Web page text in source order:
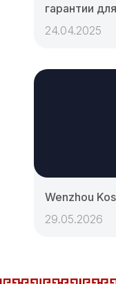
гарантии
24.04.2025
Wenzhou
29.05.2026